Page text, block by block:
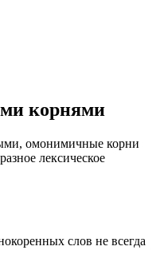
корнями
омонимичные корни
лексическое
слов не всегда